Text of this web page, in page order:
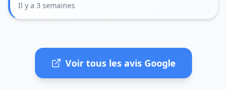
Il y a 3 semaines
Voir tous les avis Google